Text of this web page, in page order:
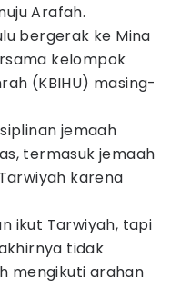
Arafah.
bergerak ke Mina
kelompok
(KBIHU) masing-
jemaah
termasuk jemaah
karena
ikut Tarwiyah, tapi
tidak
mengikuti arahan